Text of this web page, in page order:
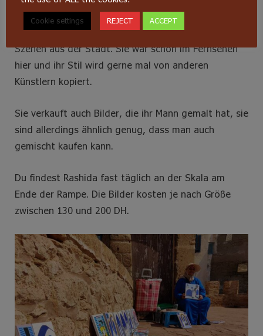
mehrere) Bild von Rashida. Rashida kommt aus
Essaouira und malt schon seit über 20 Jahren
Szenen aus der Stadt. Sie war schon im Fernsehen
hier und ihr Stil wird gerne mal von anderen
Künstlern kopiert.
Sie verkauft auch Bilder, die ihr Mann gemalt hat, sie
sind allerdings ähnlich genug, dass man auch
gemischt kaufen kann.
Du findest Rashida fast täglich an der Skala am
Ende der Rampe. Die Bilder kosten je nach Größe
zwischen 130 und 200 DH.
Cookie settings REJECT ACCEPT